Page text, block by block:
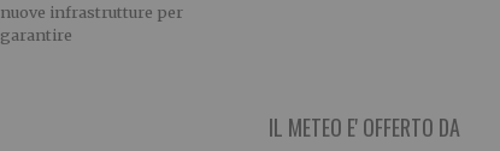
nuove infrastrutture per
garantire
IL METEO E' OFFERTO DA